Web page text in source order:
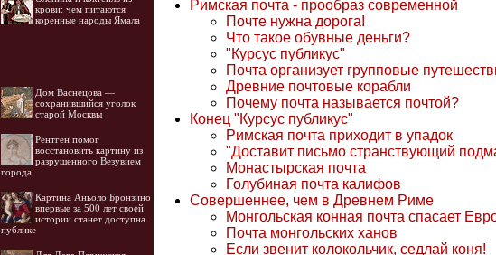
крови: чем питаются
коренные народы Ямала
Дом Васнецова —
сохранившийся уголок
старой Москвы
Рентген помог
восстановить картину из
разрушенного Везувием
города
Картина Аньоло Бронзино
впервые за 500 лет своей
истории станет доступна
публике
Римская почта - прообраз современной
Почте нужна дорога!
Что такое обувные деньги?
"Курсус публикус"
Почта организует групповые
Древние почтовые корабли
Почему почта называется почтой?
Конец "Курсус публикус"
Римская почта приходит в упадок
"Доставит письмо странствующий
Монастырская почта
Голубиная почта калифов
Совершеннее, чем в Древнем Риме
Монгольская конная почта спасает
Почта монгольских ханов
Если звенит колокольчик, седлай коня!